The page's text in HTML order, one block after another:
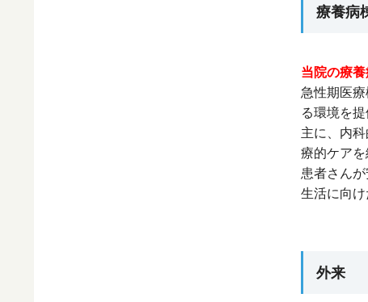
療養病
当院の療
急性期医
る環境を提
主に、内
療的ケアを
患者さん
生活に向け
外来